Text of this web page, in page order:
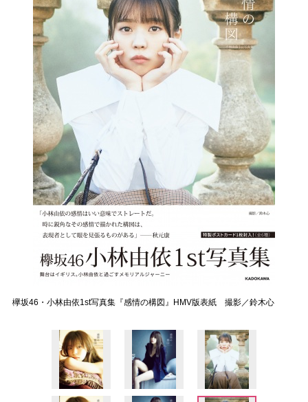
欅坂46・小林由依1st写真集『感情の構図』HMV版表紙 撮影／鈴木心